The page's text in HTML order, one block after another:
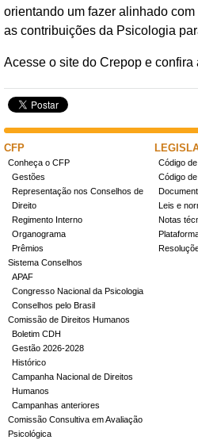
orientando um fazer alinhado
as contribuições da Psicologia
Acesse o site do Crepop e
CFP
Conheça o CFP
Gestões
Representação nos Conselhos de
Direito
Regimento Interno
Organograma
Prêmios
Sistema Conselhos
APAF
Congresso Nacional da Psicologia
Conselhos pelo Brasil
Comissão de Direitos Humanos
Boletim CDH
Gestão 2026-2028
Histórico
Campanha Nacional de Direitos
Humanos
Campanhas anteriores
Comissão Consultiva em Avaliação
Psicológica
Código
Código
Leis e
Notas